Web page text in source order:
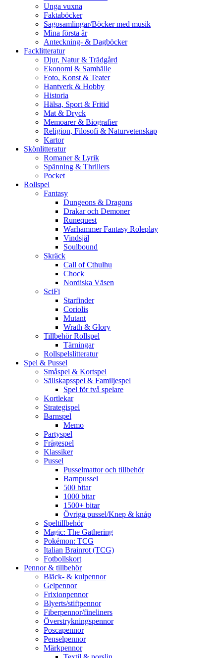
Unga vuxna
Faktaböcker
Sagosamlingar/Böcker med musik
Mina första år
Anteckning- & Dagböcker
Facklitteratur
Djur, Natur & Trädgård
Ekonomi & Samhälle
Foto, Konst & Teater
Hantverk & Hobby
Historia
Hälsa, Sport & Fritid
Mat & Dryck
Memoarer & Biografier
Religion, Filosofi & Naturvetenskap
Kartor
Skönlitteratur
Romaner & Lyrik
Spänning & Thrillers
Pocket
Rollspel
Fantasy
Dungeons & Dragons
Drakar och Demoner
Runequest
Warhammer Fantasy Roleplay
Vindsjäl
Soulbound
Skräck
Call of Cthulhu
Chock
Nordiska Väsen
SciFi
Starfinder
Coriolis
Mutant
Wrath & Glory
Tillbehör Rollspel
Tärningar
Rollspelslitteratur
Spel & Pussel
Småspel & Kortspel
Sällskapsspel & Familjespel
Spel för två spelare
Kortlekar
Strategispel
Barnspel
Memo
Partyspel
Frågespel
Klassiker
Pussel
Pusselmattor och tillbehör
Barnpussel
500 bitar
1000 bitar
1500+ bitar
Övriga pussel/Knep & knåp
Speltillbehör
Magic: The Gathering
Pokémon: TCG
Italian Brainrot (TCG)
Fotbollskort
Pennor & tillbehör
Bläck- & kulpennor
Gelpennor
Frixionpennor
Blyerts/stiftpennor
Fiberpennor/fineliners
Överstrykningspennor
Poscapennor
Penselpennor
Märkpennor